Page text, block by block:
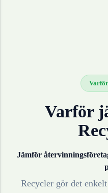
Varför
Jämför
Recycler gör det